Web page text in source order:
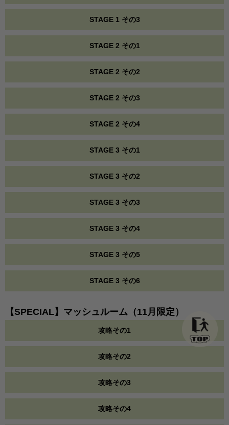
STAGE 1 その3
STAGE 2 その1
STAGE 2 その2
STAGE 2 その3
STAGE 2 その4
STAGE 3 その1
STAGE 3 その2
STAGE 3 その3
STAGE 3 その4
STAGE 3 その5
STAGE 3 その6
【SPECIAL】マッシュルーム（11月限定）
攻略その1
攻略その2
攻略その3
攻略その4